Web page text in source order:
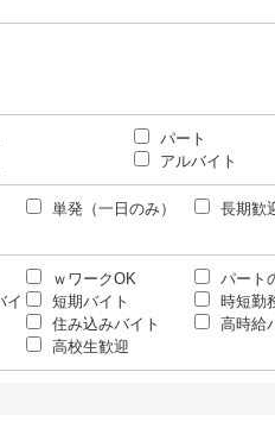
パート
アルバイト
単発（一日のみ）
長期歓
ｗワークOK
パート
イ
短期バイト
時短勤
住み込みバイト
高時給
高校生歓迎